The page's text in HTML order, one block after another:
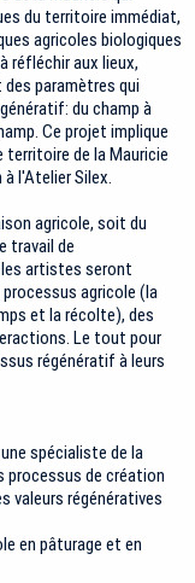
du territoire immédiat,
agricoles biologiques
réfléchir aux lieux,
paramètres qui
du champ à
Ce projet implique
territoire de la Mauricie
l'Atelier Silex.
agricole, soit du
travail de
les artistes seront
agricole (la
et la récolte), des
Le tout pour
régénératif à leurs
spécialiste de la
de création
valeurs régénératives
en pâturage et en